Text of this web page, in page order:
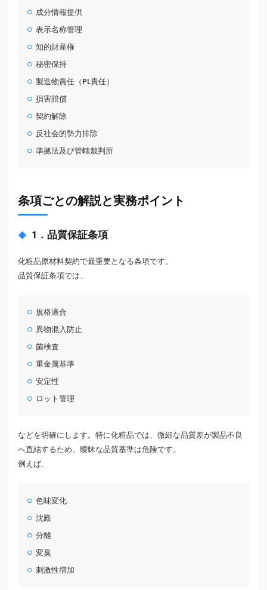
成分情報提供
表示名称管理
知的財産権
秘密保持
製造物責任（PL責任）
損害賠償
契約解除
反社会的勢力排除
準拠法及び管轄裁判所
条項ごとの解説と実務ポイント
1．品質保証条項
化粧品原材料契約で最重要となる条項です。
品質保証条項では、
規格適合
異物混入防止
菌検査
重金属基準
安定性
ロット管理
などを明確にします。特に化粧品では、微細な品質差が製品不良
へ直結するため、曖昧な品質基準は危険です。
例えば、
色味変化
沈殿
分離
変臭
刺激性増加